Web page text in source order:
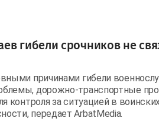
гибели срочников не
причинами гибели
дорожно-транспортные
контроля за ситуацией в
передает ArbatMedia.